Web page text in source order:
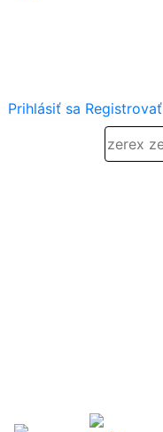
Prihlásiť sa Registrovať